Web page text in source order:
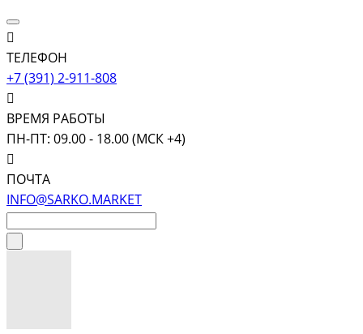
ТЕЛЕФОН
+7 (391) 2-911-808
ВРЕМЯ РАБОТЫ
ПН-ПТ: 09.00 - 18.00 (МСК +4)
ПОЧТА
INFO@SARKO.MARKET